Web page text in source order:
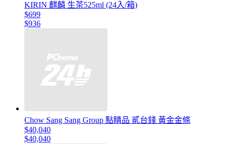
KIRIN 麒麟 生茶525ml (24入/箱)
$699
$936
Chow Sang Sang Group 點睛品 貳台錢 黃金金條
$40,040
$40,040